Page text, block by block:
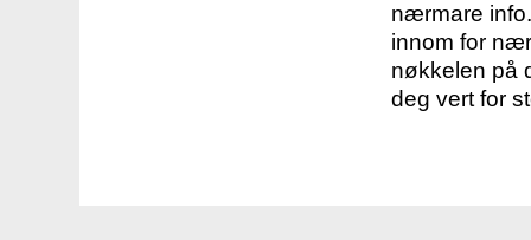
nærmare
innom for
nøkkelen på
deg vert for